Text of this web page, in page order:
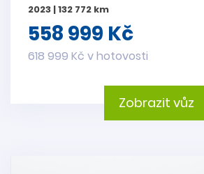
2023 | 132 772 km
558 999 Kč
618 999 Kč v hotovosti
Zobrazit vůz